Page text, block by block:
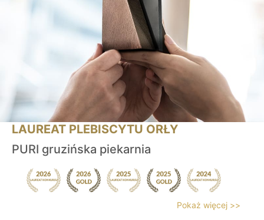
LAUREAT PLEBISCYTU ORŁY
PURI gruzińska piekarnia
Pokaż więcej >>